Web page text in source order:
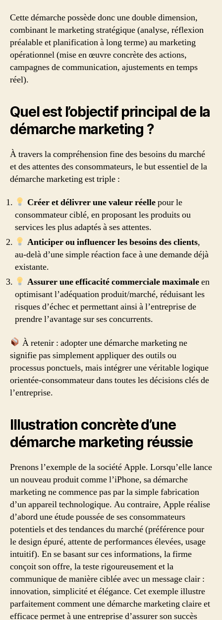
Cette démarche possède donc une double dimension,
combinant le marketing stratégique (analyse, réflexion
préalable et planification à long terme) au marketing
opérationnel (mise en œuvre concrète des actions,
campagnes de communication, ajustements en temps
réel).
Quel est l’objectif principal de la
démarche marketing ?
À travers la compréhension fine des besoins du marché
et des attentes des consommateurs, le but essentiel de la
démarche marketing est triple :
Créer et délivrer une valeur réellepour le
consommateur ciblé, en proposant les produits ou
services les plus adaptés à ses attentes.
Anticiper ou influencer les besoins des clients,
au-delà d’une simple réaction face à une demande déjà
existante.
Assurer une efficacité commerciale maximaleen
optimisant l’adéquation produit/marché, réduisant les
risques d’échec et permettant ainsi à l’entreprise de
prendre l’avantage sur ses concurrents.
À retenir : adopter une démarche marketing ne
signifie pas simplement appliquer des outils ou
processus ponctuels, mais intégrer une véritable logique
orientée-consommateur dans toutes les décisions clés de
l’entreprise.
Illustration concrète d’une
démarche marketing réussie
Prenons l’exemple de la société Apple. Lorsqu’elle lance
un nouveau produit comme l’iPhone, sa démarche
marketing ne commence pas par la simple fabrication
d’un appareil technologique. Au contraire, Apple réalise
d’abord une étude poussée de ses consommateurs
potentiels et des tendances du marché (préférence pour
le design épuré, attente de performances élevées, usage
intuitif). En se basant sur ces informations, la firme
conçoit son offre, la teste rigoureusement et la
communique de manière ciblée avec un message clair :
innovation, simplicité et élégance. Cet exemple illustre
parfaitement comment une démarche marketing claire et
efficace permet à une entreprise d’assurer son succès